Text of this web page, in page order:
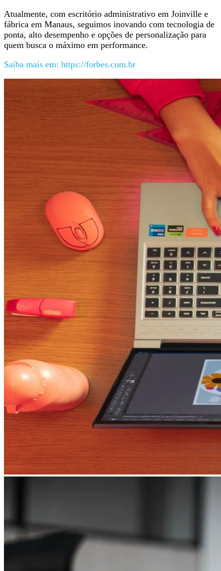
Atualmente, com escritório administrativo em Joinville e
fábrica em Manaus, seguimos inovando com tecnologia de
ponta, alto desempenho e opções de personalização para
quem busca o máximo em performance.
Saiba mais em: https://forbes.com.br